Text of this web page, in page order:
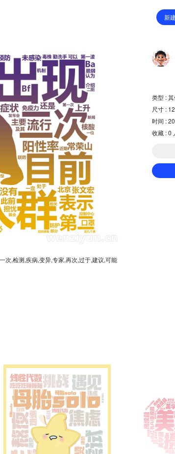
新
次,检测,疾病,变异,专家,再次,过于,建议,可能
类型 :
尺寸 :
时间 :
收藏 :0